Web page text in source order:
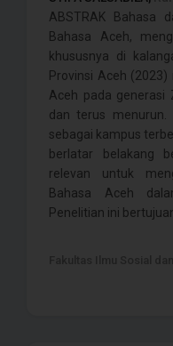
ABSTRAK Bahasa
Bahasa Aceh,
khususnya di
Provinsi Aceh
Aceh pada generasi
dan terus menurun.
sebagai kampus
berlatar belakang
relevan untuk
Bahasa Aceh
Penelitian ini